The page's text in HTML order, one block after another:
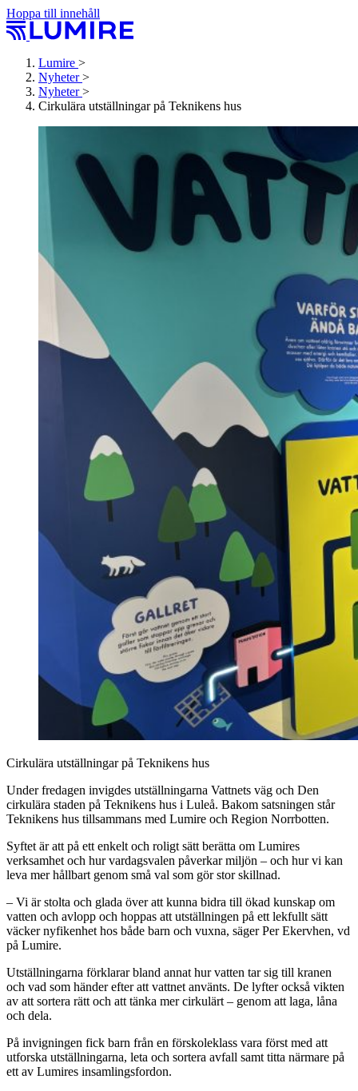
Hoppa till innehåll
Lumire >
Nyheter >
Nyheter >
Cirkulära utställningar på Teknikens hus
Cirkulära utställningar på Teknikens hus
Under fredagen invigdes utställningarna Vattnets väg och Den
cirkulära staden på Teknikens hus i Luleå. Bakom satsningen står
Teknikens hus tillsammans med Lumire och Region Norrbotten.
Syftet är att på ett enkelt och roligt sätt berätta om Lumires
verksamhet och hur vardagsvalen påverkar miljön – och hur vi kan
leva mer hållbart genom små val som gör stor skillnad.
– Vi är stolta och glada över att kunna bidra till ökad kunskap om
vatten och avlopp och hoppas att utställningen på ett lekfullt sätt
väcker nyfikenhet hos både barn och vuxna, säger Per Ekervhen, vd
på Lumire.
Utställningarna förklarar bland annat hur vatten tar sig till kranen
och vad som händer efter att vattnet använts. De lyfter också vikten
av att sortera rätt och att tänka mer cirkulärt – genom att laga, låna
och dela.
På invigningen fick barn från en förskoleklass vara först med att
utforska utställningarna, leta och sortera avfall samt titta närmare på
ett av Lumires insamlingsfordon.